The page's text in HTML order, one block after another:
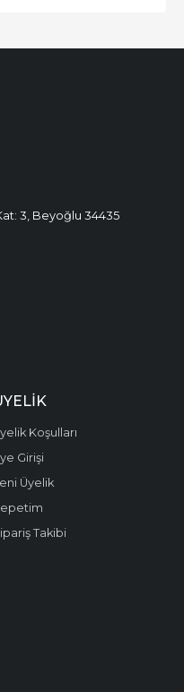
3, Beyoğlu 34435
Koşulları
Girişi
Üyelik
Takibi